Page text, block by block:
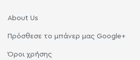
About Us
Πρόσθεσε το μπάνερ μας Google+
Όροι χρήσης